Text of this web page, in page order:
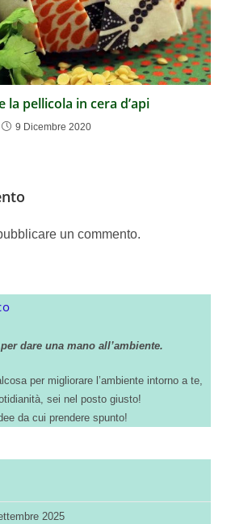
la pellicola in cera d’api
9 Dicembre 2020
un commento.
dare una mano all’ambiente.
per migliorare l’ambiente intorno a te,
sei nel posto giusto!
da cui prendere spunto!
2025